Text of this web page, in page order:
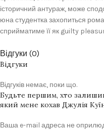
історичний антураж, може
юна студентка захопиться
сприйматиме її як guilty
Відгуки (0)
Відгуки
Відгуків немає, поки що.
Будьте першим, хто
який мене кохав Джулія
Ваша e-mail адреса не